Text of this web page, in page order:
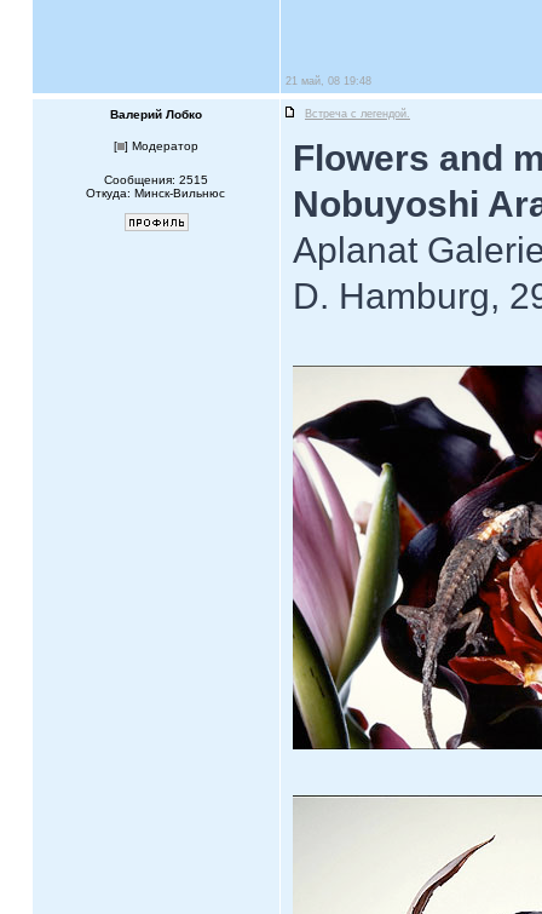
21 май, 08 19:48
Валерий Лобко Встреча с легендой.
[ ] Модератор
Сообщения: 2515
Откуда: Минск-Вильнюс
Flowers and
Nobuyoshi
Aplanat
D. Hamburg,